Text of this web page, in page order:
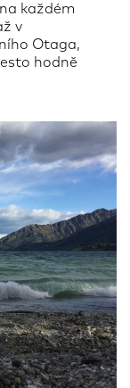
každém
v
Otaga,
hodně